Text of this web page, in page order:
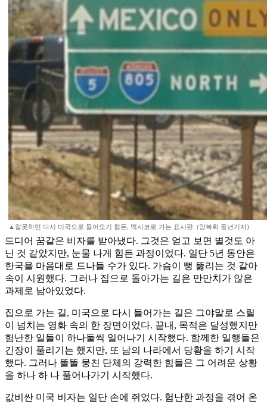
▲잘못하면 다시 미국으로 들어오기 힘든, 멕시코로 가는 표시판. (양복희 동년기자)
드디어 꿈같은 비자를 받아냈다. 그것은 얻고 보면 별것도 아
닌 것 같았지만, 눈물 나게 힘든 과정이었다. 일단 5년 동안은
한국을 마음대로 드나들 수가 있다. 가슴이 뻥 뚫리는 것 같아
속이 시원했다. 그러나 집으로 돌아가는 길은 만만치가 않은
과제로 남아있었다.
집으로 가는 길, 미국으로 다시 들어가는 길은 그야말로 스릴
이 넘치는 영화 속의 한 장면이었다. 끝내, 목적은 달성했지만
험난한 일들이 하나둘씩 일어나기 시작했다. 함께한 일행들은
긴장이 풀리기는 했지만, 또 남의 나라에서 당황을 하기 시작
했다. 그러나 똘똘 뭉친 단체의 강력한 힘들은 그 어려운 상황
을 하나 하 나 풀어나가기 시작했다.
값비싼 미국 비자는 일단 손에 쥐었다. 험난한 과정을 겪어 온